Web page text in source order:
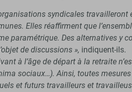
syndicales travailleront
Elles réaffirment que
paramétrique. Des alternatives y
de discussions », indiquent-ils.
à l’âge de départ à la retraite
sociaux…). Ainsi, toutes mesures
et futurs travailleurs et